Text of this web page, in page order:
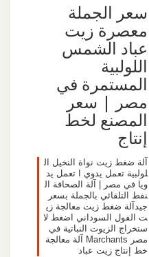
سعر الجملة
معصرة زيت
عباد الشمس
اللولبية
المستمرة في
مصر | سعر
المصنع لخط
إنتاج
آلة ضغط زيت نواة النخيل ال
لولبية تعمل يدوي ا تعمل يد
ويا في مصر | آلة الصحافة ال
نفط التلقائي بالجملة بسعر
جيدآلة ضغط زيت معالجة زي
ت الفول السوداني اضغط لا
ستخراج الزيوت النباتية في
مصر Marchants آلة معالجة
خط إنتاج زيت عباد